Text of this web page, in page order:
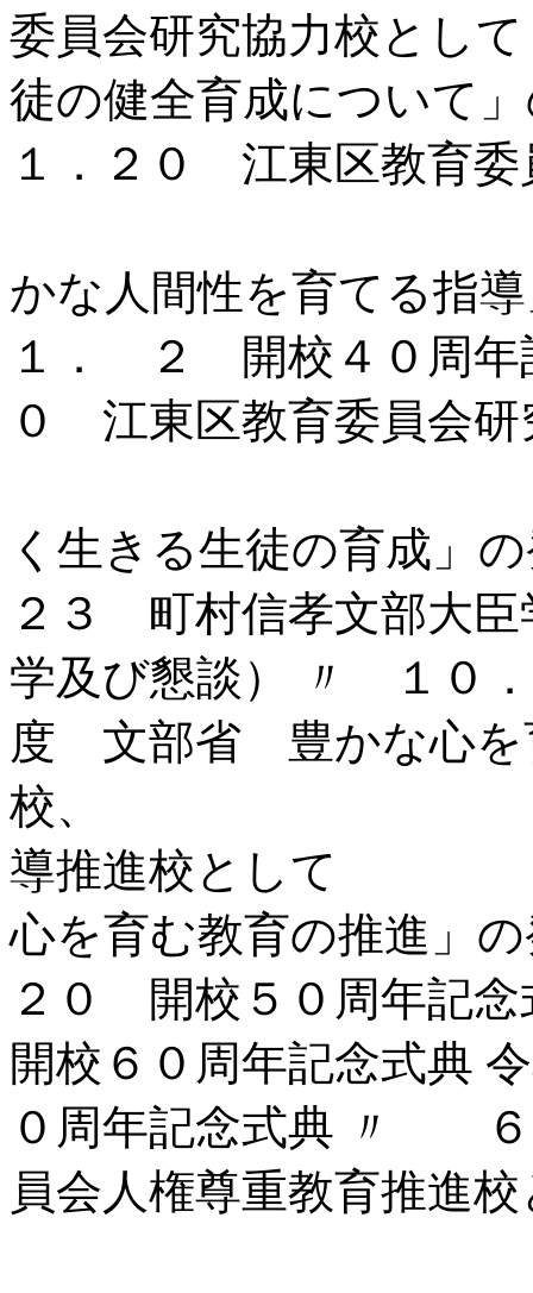
委員会研究
徒の健全育成につい
１．２０ 江東区教育委
かな人間性を育てる
１． ２ 開校４０周
０ 江東区教育委員会研
く生きる生徒の育成
２３ 町村信孝文部大臣
学及び懇談） 〃 １０
度 文部省 豊かな心を
校、 江東区
導推進校と
心を育む教育の推進」
２０ 開校５０周年記
開校６０周年記念式典
０周年記念式典 〃
員会人権尊重教育推進